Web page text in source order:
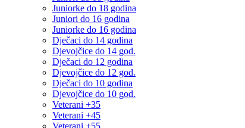
Juniorke do 18 godina
Juniori do 16 godina
Juniorke do 16 godina
Dječaci do 14 godina
Djevojčice do 14 god.
Dječaci do 12 godina
Djevojčice do 12 god.
Dječaci do 10 godina
Djevojčice do 10 god.
Veterani +35
Veterani +45
Veterani +55